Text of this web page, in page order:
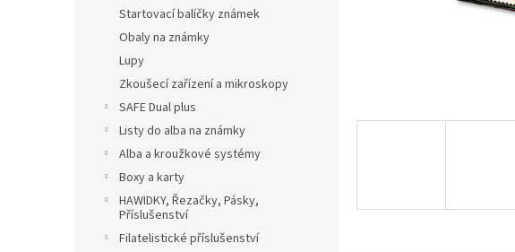
Startovací balíčky známek
Obaly na známky
Lupy
Zkoušecí zařízení a mikroskopy
SAFE Dual plus
Listy do alba na známky
Alba a kroužkové systémy
Boxy a karty
HAWIDKY, Řezačky, Pásky,
Příslušenství
Filatelistické příslušenství